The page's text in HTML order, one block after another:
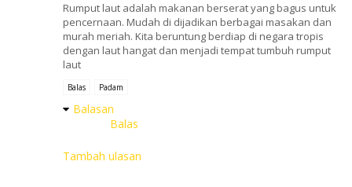
Rumput laut adalah makanan berserat yang bagus untuk
pencernaan. Mudah di dijadikan berbagai masakan dan
murah meriah. Kita beruntung berdiap di negara tropis
dengan laut hangat dan menjadi tempat tumbuh rumput
laut
Balas Padam
Balasan
Balas
Tambah ulasan